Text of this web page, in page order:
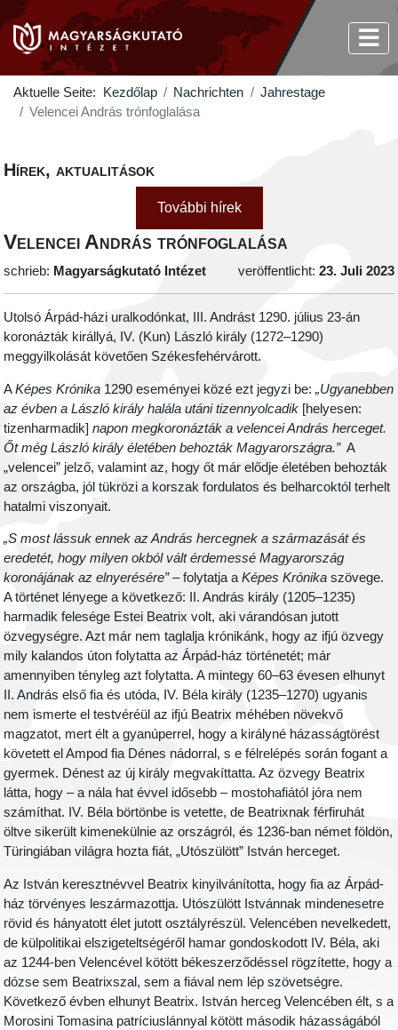
Aktuelle Seite: Kezdőlap Nachrichten
Jahrestage
Velencei András trónfoglalása
Hírek, aktualitások
További hírek
Velencei András trónfoglalása
schrieb: Magyarságkutató Intézet veröffentlicht: 23. Juli 2023
Utolsó Árpád-házi uralkodónkat, III. Andrást 1290. július 23-án
koronázták királlyá, IV. (Kun) László király (1272–1290)
meggyilkolását követően Székesfehérvárott.
AKépes Krónika 1290 eseményei közé ezt jegyzi be:„Ugyanebben
az évben a László király halála utáni tizennyolcadik [helyesen:
tizenharmadik]napon megkoronázták a velencei András herceget.
Őt még László király életében behozták Magyarországra.”A
„velencei” jelző, valamint az, hogy őt már elődje életében behozták
az országba, jól tükrözi a korszak fordulatos és belharcoktól terhelt
hatalmi viszonyait.
„S most lássuk ennek az András hercegnek a származását és
eredetét, hogy milyen okból vált érdemessé Magyarország
koronájának az elnyerésére”– folytatja aKépes Krónika szövege.
A történet lényege a következő: II. András király (1205–1235)
harmadik felesége Estei Beatrix volt, aki várandósan jutott
özvegységre. Azt már nem taglalja krónikánk, hogy az ifjú özvegy
mily kalandos úton folytatta az Árpád-ház történetét; már
amennyiben tényleg azt folytatta. A mintegy 60–63 évesen elhunyt
II. András első fia és utóda, IV. Béla király (1235–1270) ugyanis
nem ismerte el testvéréül az ifjú Beatrix méhében növekvő
magzatot, mert élt a gyanúperrel, hogy a királyné házasságtörést
követett el Ampod fia Dénes nádorral, s e félrelépés során fogant a
gyermek. Dénest az új király megvakíttatta. Az özvegy Beatrix
látta, hogy – a nála hat évvel idősebb – mostohafiától jóra nem
számíthat. IV. Béla börtönbe is vetette, de Beatrixnak férfiruhát
öltve sikerült kimenekülnie az országról, és 1236-ban német földön,
Türingiában világra hozta fiát, „Utószülött” István herceget.
Az István keresztnévvel Beatrix kinyilvánította, hogy fia az Árpád-
ház törvényes leszármazottja. Utószülött Istvánnak mindenesetre
rövid és hányatott élet jutott osztályrészül. Velencében nevelkedett,
de külpolitikai elszigeteltségéről hamar gondoskodott IV. Béla, aki
az 1244-ben Velencével kötött békeszerződéssel rögzítette, hogy a
dózse sem Beatrixszal, sem a fiával nem lép szövetségre.
Következő évben elhunyt Beatrix. István herceg Velencében élt, s a
Morosini Tomasina patríciuslánnyal kötött második házasságából